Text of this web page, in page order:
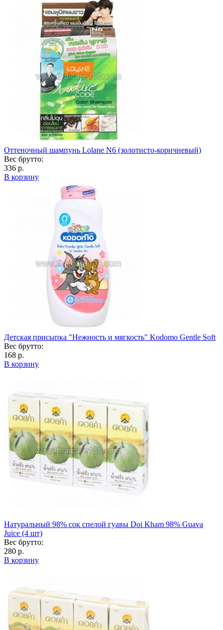
Оттеночный шампунь Lolane N6 (золотисто-коричневый)
Вес брутто:
336 р.
В корзину
Детская присыпка "Нежность и мягкость" Kodomo Gentle Soft
Вес брутто:
168 р.
В корзину
Натуральный 98% сок спелой гуавы Doi Kham 98% Guava
Juice (4 шт)
Вес брутто:
280 р.
В корзину